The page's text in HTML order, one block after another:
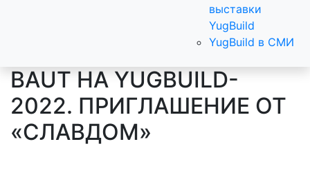
выставки
YugBuild
YugBuild в СМИ
BAUT НА YUGBUILD-
2022. ПРИГЛАШЕНИЕ ОТ
«СЛАВДОМ»